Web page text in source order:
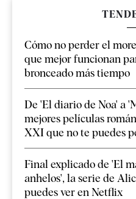
Cómo no perder el
que mejor funcionan
bronceado más tiempo
De 'El diario de Noa' a
mejores películas
XXI que no te puedes
Final explicado de 'El
anhelos', la serie de
puedes ver en Netflix